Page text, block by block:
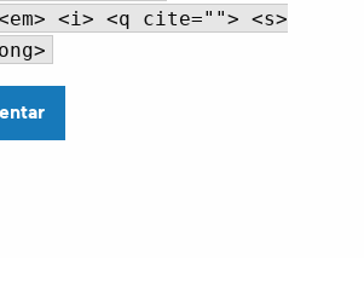
<i> <q cite=""> <s>